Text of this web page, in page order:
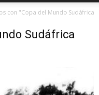
con "Copa del Mundo Sudáfrica
Sudáfrica